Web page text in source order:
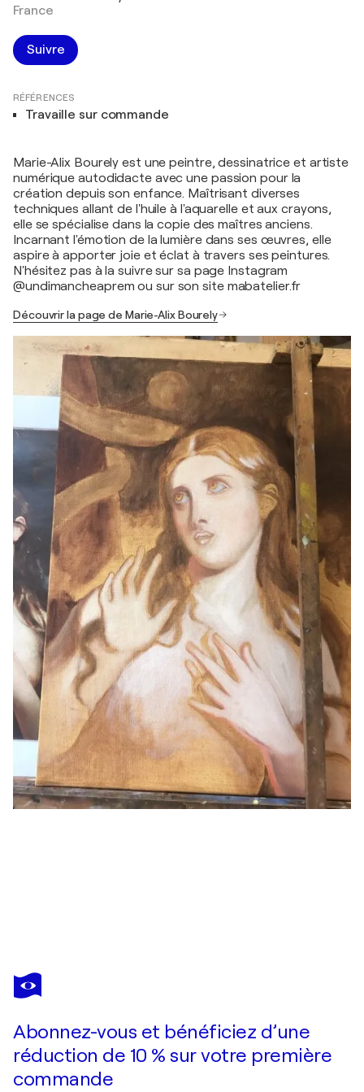
France
Suivre
RÉFÉRENCES
Travaille sur commande
Marie-Alix Bourely est une peintre, dessinatrice et artiste
numérique autodidacte avec une passion pour la
création depuis son enfance. Maîtrisant diverses
techniques allant de l'huile à l'aquarelle et aux crayons,
elle se spécialise dans la copie des maîtres anciens.
Incarnant l'émotion de la lumière dans ses œuvres, elle
aspire à apporter joie et éclat à travers ses peintures.
N'hésitez pas à la suivre sur sa page Instagram
@undimancheaprem ou sur son site mabatelier.fr
Découvrir la page de Marie-Alix Bourely
MARIE-ALIX BOURELY
Abonnez-vous et bénéficiez d’une
réduction de 10 % sur votre première
commande